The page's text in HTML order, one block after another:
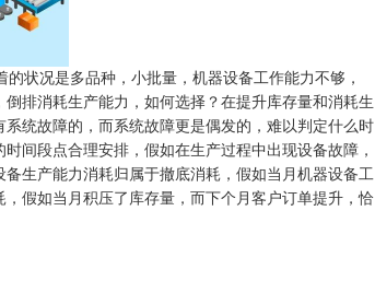
状况是多品种，小批量，机器设备工作能力不够，
排消耗生产能力，如何选择？在提升库存量和消耗生
系统故障的，而系统故障更是偶发的，难以判定什么时
间段点合理安排，假如在生产过程中出现设备故障，
生产能力消耗归属于撤底消耗，假如当月机器设备工
假如当月积压了库存量，而下个月客户订单提升，恰